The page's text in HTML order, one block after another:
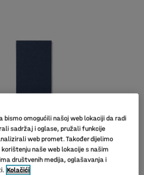
bismo omogućili našoj web lokaciji da radi
sadržaj i oglase, pružali funkcije
web promet. Također dijelimo
naše web lokacije s našim
društvenih medija, oglašavanja i
Kolačići